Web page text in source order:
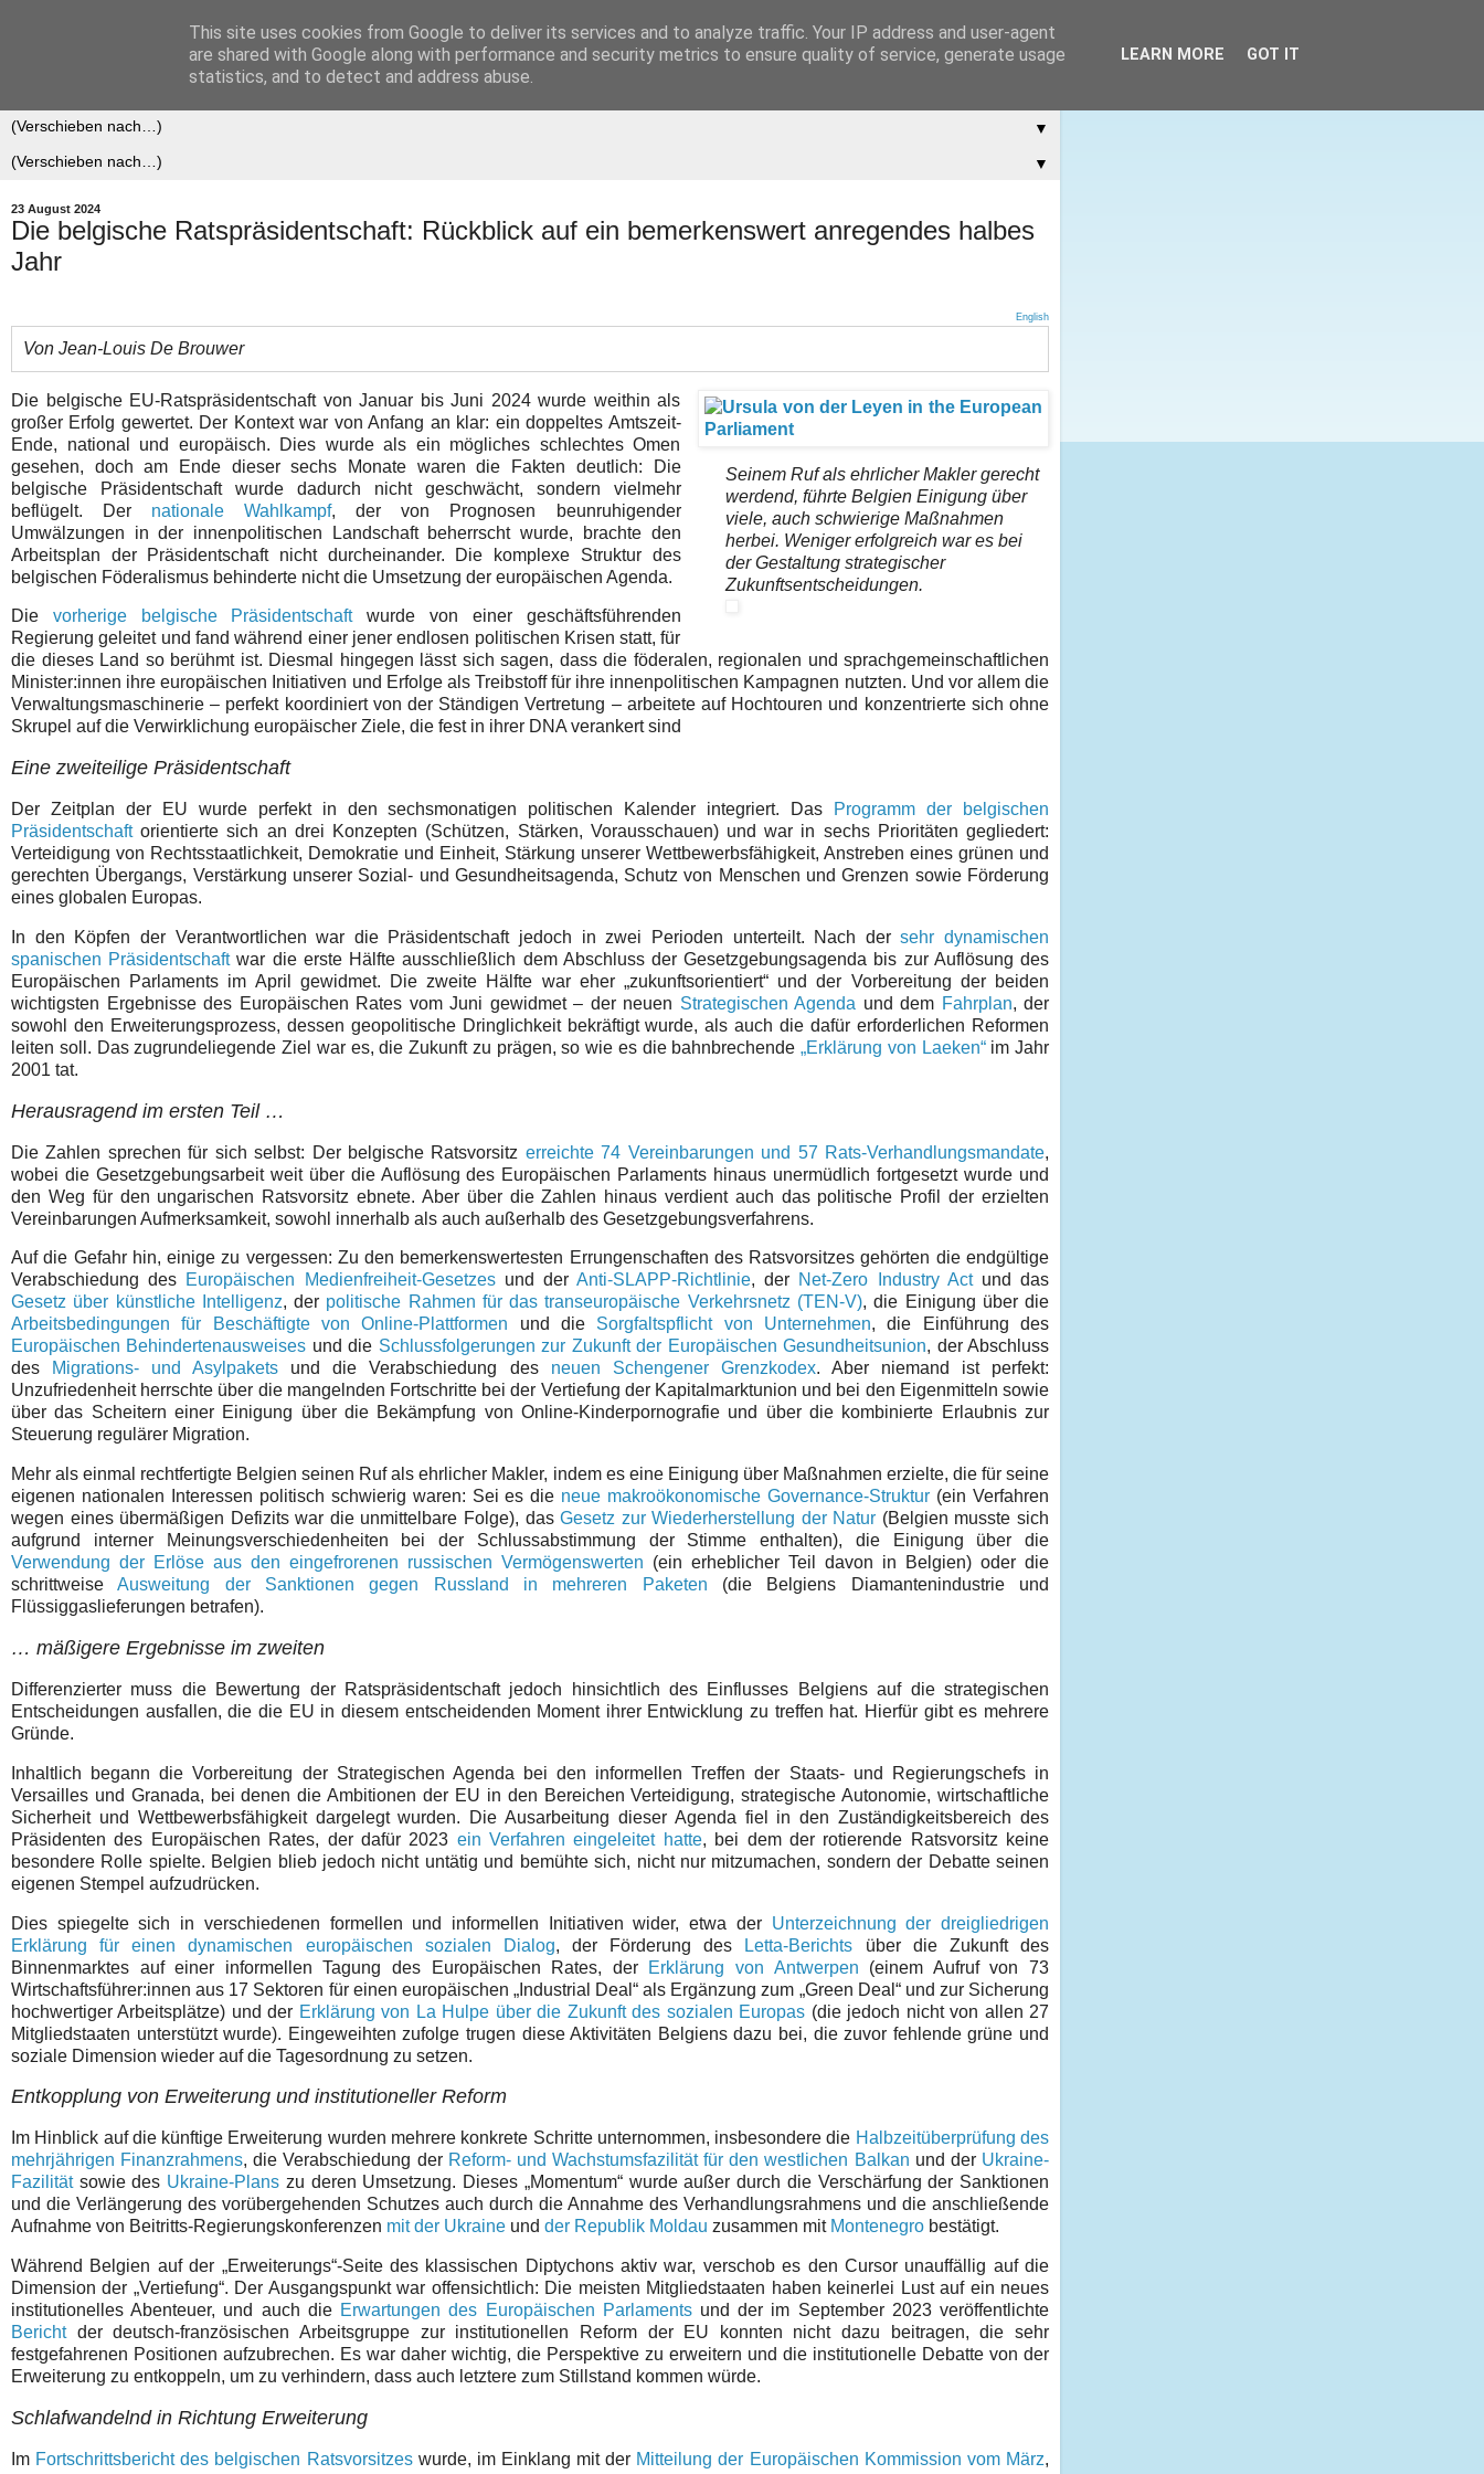
Der (europäische) Föderalist
▼
▼
23 August 2024
Die belgische Ratspräsidentschaft: Rückblick auf ein bemerkenswert anregendes halbes
Jahr
English
Von Jean-Louis De Brouwer
Seinem Ruf als ehrlicher Makler gerecht
werdend, führte Belgien Einigung über
viele, auch schwierige Maßnahmen
herbei. Weniger erfolgreich war es bei
der Gestaltung strategischer
Zukunftsentscheidungen.
Die belgische EU-Ratspräsidentschaft von Januar bis Juni 2024 wurde weithin als
großer Erfolg gewertet. Der Kontext war von Anfang an klar: ein doppeltes Amtszeit-
Ende, national und europäisch. Dies wurde als ein mögliches schlechtes Omen
gesehen, doch am Ende dieser sechs Monate waren die Fakten deutlich: Die
belgische Präsidentschaft wurde dadurch nicht geschwächt, sondern vielmehr
beflügelt. Der nationale Wahlkampf, der von Prognosen beunruhigender
Umwälzungen in der innenpolitischen Landschaft beherrscht wurde, brachte den
Arbeitsplan der Präsidentschaft nicht durcheinander. Die komplexe Struktur des
belgischen Föderalismus behinderte nicht die Umsetzung der europäischen Agenda.
Die vorherige belgische Präsidentschaftwurde von einer geschäftsführenden
Regierung geleitet und fand während einer jener endlosen politischen Krisen statt, für
die dieses Land so berühmt ist. Diesmal hingegen lässt sich sagen, dass die föderalen, regionalen und sprachgemeinschaftlichen
Minister:innen ihre europäischen Initiativen und Erfolge als Treibstoff für ihre innenpolitischen Kampagnen nutzten. Und vor allem die
Verwaltungsmaschinerie – perfekt koordiniert von der Ständigen Vertretung – arbeitete auf Hochtouren und konzentrierte sich ohne
Skrupel auf die Verwirklichung europäischer Ziele, die fest in ihrer DNA verankert sind
Eine zweiteilige Präsidentschaft
Der Zeitplan der EU wurde perfekt in den sechsmonatigen politischen Kalender integriert. Das
Programm der belgischen
Präsidentschaftorientierte sich an drei Konzepten (Schützen, Stärken, Vorausschauen) und war in sechs Prioritäten gegliedert:
Verteidigung von Rechtsstaatlichkeit, Demokratie und Einheit, Stärkung unserer Wettbewerbsfähigkeit, Anstreben eines grünen und
gerechten Übergangs, Verstärkung unserer Sozial- und Gesundheitsagenda, Schutz von Menschen und Grenzen sowie Förderung
eines globalen Europas.
In den Köpfen der Verantwortlichen war die Präsidentschaft jedoch in zwei Perioden unterteilt. Nach dersehr dynamischen
spanischen Präsidentschaftwar die erste Hälfte ausschließlich dem Abschluss der Gesetzgebungsagenda bis zur Auflösung des
Europäischen Parlaments im April gewidmet. Die zweite Hälfte war eher „zukunftsorientiert“ und der Vorbereitung der beiden
wichtigsten Ergebnisse des Europäischen Rates vom Juni gewidmet – der neuen Strategischen Agenda und dem Fahrplan, der
sowohl den Erweiterungsprozess, dessen geopolitische Dringlichkeit bekräftigt wurde, als auch die dafür erforderlichen Reformen
leiten soll. Das zugrundeliegende Ziel war es, die Zukunft zu prägen, so wie es die bahnbrechende „Erklärung von Laeken“im Jahr
2001 tat.
Herausragend im ersten Teil …
Die Zahlen sprechen für sich selbst: Der belgische Ratsvorsitz erreichte 74 Vereinbarungen und 57 Rats-Verhandlungsmandate,
wobei die Gesetzgebungsarbeit weit über die Auflösung des Europäischen Parlaments hinaus unermüdlich fortgesetzt wurde und
den Weg für den ungarischen Ratsvorsitz ebnete. Aber über die Zahlen hinaus verdient auch das politische Profil der erzielten
Vereinbarungen Aufmerksamkeit, sowohl innerhalb als auch außerhalb des Gesetzgebungsverfahrens.
Auf die Gefahr hin, einige zu vergessen: Zu den bemerkenswertesten Errungenschaften des Ratsvorsitzes gehörten die endgültige
Verabschiedung des Europäischen Medienfreiheit-Gesetzesund derAnti-SLAPP-Richtlinie, der Net-Zero Industry Actund das
Gesetz über künstliche Intelligenz, der politische Rahmen für das transeuropäische Verkehrsnetz (TEN-V), die Einigung über die
Arbeitsbedingungen für Beschäftigte von Online-Plattformen und die Sorgfaltspflicht von Unternehmen, die Einführung des
Europäischen Behindertenausweises und die Schlussfolgerungen zur Zukunft der Europäischen Gesundheitsunion, der Abschluss
des
Migrations- und Asylpakets und die Verabschiedung des neuen Schengener Grenzkodex. Aber niemand ist perfekt:
Unzufriedenheit herrschte über die mangelnden Fortschritte bei der Vertiefung der Kapitalmarktunion und bei den Eigenmitteln sowie
über das Scheitern einer Einigung über die Bekämpfung von Online-Kinderpornografie und über die kombinierte Erlaubnis zur
Steuerung regulärer Migration.
Mehr als einmal rechtfertigte Belgien seinen Ruf als ehrlicher Makler, indem es eine Einigung über Maßnahmen erzielte, die für seine
eigenen nationalen Interessen politisch schwierig waren: Sei es die neue makroökonomische Governance-Struktur (ein Verfahren
wegen eines übermäßigen Defizits war die unmittelbare Folge), dasGesetz zur Wiederherstellung der Natur (Belgien musste sich
aufgrund interner Meinungsverschiedenheiten bei der Schlussabstimmung der Stimme enthalten), die Einigung über die
Verwendung der Erlöse aus den eingefrorenen russischen Vermögenswerten (ein erheblicher Teil davon in Belgien) oder die
schrittweiseAusweitung der Sanktionen gegen Russland in mehreren Paketen (die Belgiens Diamantenindustrie und
Flüssiggaslieferungen betrafen).
… mäßigere Ergebnisse im zweiten
Differenzierter muss die Bewertung der Ratspräsidentschaft jedoch hinsichtlich des Einflusses Belgiens auf die strategischen
Entscheidungen ausfallen, die die EU in diesem entscheidenden Moment ihrer Entwicklung zu treffen hat. Hierfür gibt es mehrere
Gründe.
Inhaltlich begann die Vorbereitung der Strategischen Agenda bei den informellen Treffen der Staats- und Regierungschefs in
Versailles und Granada, bei denen die Ambitionen der EU in den Bereichen Verteidigung, strategische Autonomie, wirtschaftliche
Sicherheit und Wettbewerbsfähigkeit dargelegt wurden. Die Ausarbeitung dieser Agenda fiel in den Zuständigkeitsbereich des
Präsidenten des Europäischen Rates, der dafür 2023 ein Verfahren eingeleitet hatte, bei dem der rotierende Ratsvorsitz keine
besondere Rolle spielte. Belgien blieb jedoch nicht untätig und bemühte sich, nicht nur mitzumachen, sondern der Debatte seinen
eigenen Stempel aufzudrücken.
Dies spiegelte sich in verschiedenen formellen und informellen Initiativen wider, etwa der Unterzeichnung der dreigliedrigen
Erklärung für einen dynamischen europäischen sozialen Dialog, der Förderung des Letta-Berichts über die Zukunft des
Binnenmarktes auf einer informellen Tagung des Europäischen Rates, der Erklärung von Antwerpen (einem Aufruf von 73
Wirtschaftsführer:innen aus 17 Sektoren für einen europäischen „Industrial Deal“ als Ergänzung zum „Green Deal“ und zur Sicherung
hochwertiger Arbeitsplätze) und der Erklärung von La Hulpe über die Zukunft des sozialen Europas (die jedoch nicht von allen 27
Mitgliedstaaten unterstützt wurde). Eingeweihten zufolge trugen diese Aktivitäten Belgiens dazu bei, die zuvor fehlende grüne und
soziale Dimension wieder auf die Tagesordnung zu setzen.
Entkopplung von Erweiterung und institutioneller Reform
Im Hinblick auf die künftige Erweiterung wurden mehrere konkrete Schritte unternommen, insbesondere die Halbzeitüberprüfung des
mehrjährigen Finanzrahmens, die Verabschiedung der Reform- und Wachstumsfazilität für den westlichen Balkan und der Ukraine-
Fazilitätsowie des Ukraine-Plans zu deren Umsetzung. Dieses „Momentum“ wurde außer durch die Verschärfung der Sanktionen
und die Verlängerung des vorübergehenden Schutzes auch durch die Annahme des Verhandlungsrahmens und die anschließende
Aufnahme von Beitritts-Regierungskonferenzen mit der Ukraine und der Republik Moldau zusammen mit Montenegro bestätigt.
Während Belgien auf der „Erweiterungs“-Seite des klassischen Diptychons aktiv war, verschob es den Cursor unauffällig auf die
Dimension der „Vertiefung“. Der Ausgangspunkt war offensichtlich: Die meisten Mitgliedstaaten haben keinerlei Lust auf ein neues
institutionelles Abenteuer, und auch die Erwartungen des Europäischen Parlamentsund der im September 2023 veröffentlichte
Berichtder deutsch-französischen Arbeitsgruppe zur institutionellen Reform der EU konnten nicht dazu beitragen, die sehr
festgefahrenen Positionen aufzubrechen. Es war daher wichtig, die Perspektive zu erweitern und die institutionelle Debatte von der
Erweiterung zu entkoppeln, um zu verhindern, dass auch letztere zum Stillstand kommen würde.
Schlafwandelnd in Richtung Erweiterung
Im Fortschrittsbericht des belgischen Ratsvorsitzeswurde, im Einklang mit der Mitteilung der Europäischen Kommission vom März,
This site uses cookies from Google to deliver its services and to analyze traffic. Your IP address and user-agent
are shared with Google along with performance and security metrics to ensure quality of service, generate usage
statistics, and to detect and address abuse.
LEARN MORE GOT IT